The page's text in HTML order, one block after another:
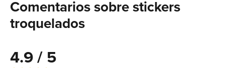
Comentarios sobre stickers
troquelados
4.9 / 5